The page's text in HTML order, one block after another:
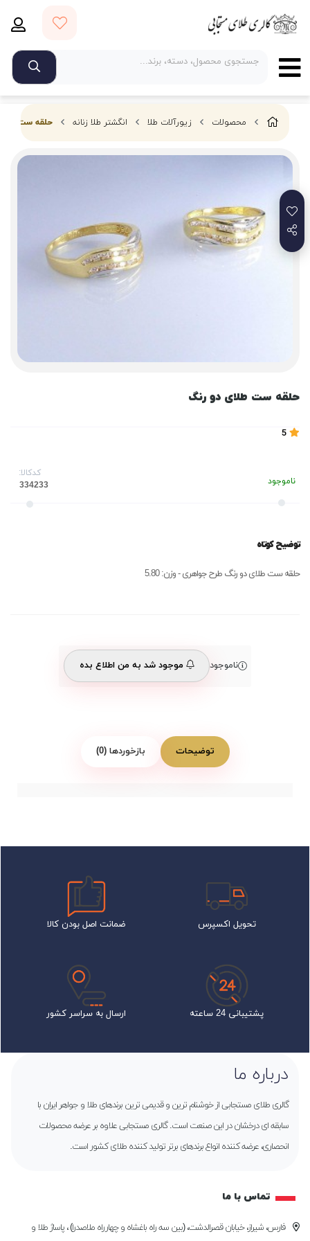
محصولات زیورآلات طلا انگشتر طلا زنانه حلقه ست
حلقه ست طلای دو رنگ
ناموجود
کدکالا:
توضیح کوتاه
حلقه ست طلای دو رنگ طرح جواهری - وزن: 5.80
ناموجود موجود شد به من اطلاع بده
توضیحات بازخوردها (0)
تحویل اکسپرس ضمانت اصل بودن کالا
پشتیبانی 24 ساعته ارسال به سراسر کشور
درباره ما
گالری طلای مستجابی از خوشنام ترین و قدیمی ترین برندهای طلا و جواهر ایران با
سابقه ای درخشان در این صنعت است. گالری مستجابی علاوه بر عرضه محصولات
انحصاری، عرضه کننده انواع برندهای برتر تولید کننده طلای کشور است.
تماس با ما
فارس، شیراز، خیابان قصرالدشت، (بین سه راه باغشاه و چهارراه ملاصدرا) ، پاساژ طلا و